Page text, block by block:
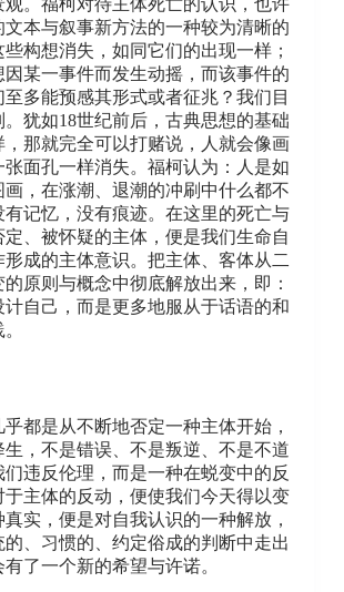
观。福柯对待主体死亡的认识，也许
文本与叙事新方法的一种较为清晰的
构想消失，如同它们的出现一样；
某一事件而发生动摇，而该事件的
多能预感其形式或者征兆？我们目
犹如18世纪前后，古典思想的基础
，那就完全可以打赌说，人就会像画
面孔一样消失。福柯认为：人是如
画，在涨潮、退潮的冲刷中什么都不
有记忆，没有痕迹。在这里的死亡与
、被怀疑的主体，便是我们生命自
成的主体意识。把主体、客体从二
原则与概念中彻底解放出来，即：
自己，而是更多地服从于话语的和
都是从不断地否定一种主体开始，
，不是错误、不是叛逆、不是不道
违反伦理，而是一种在蜕变中的反
于主体的反动，便使我们今天得以变
实，便是对自我认识的一种解放，
、习惯的、约定俗成的判断中走出
了一个新的希望与许诺。